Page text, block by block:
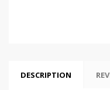
DESCRIPTION